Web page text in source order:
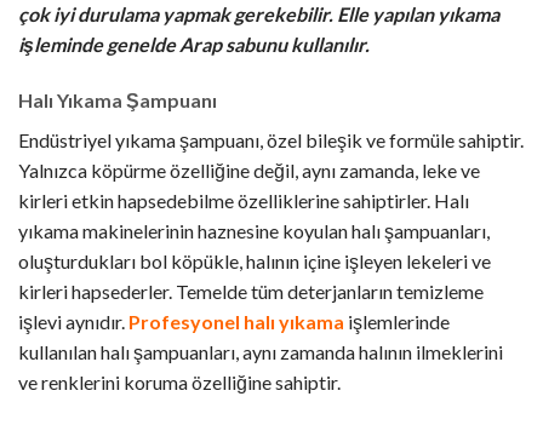
çok iyi durulama yapmak gerekebilir. Elle yapılan yıkama
işleminde genelde Arap sabunu kullanılır.
Halı Yıkama Şampuanı
Endüstriyel yıkama şampuanı, özel bileşik ve formüle sahiptir.
Yalnızca köpürme özelliğine değil, aynı zamanda, leke ve
kirleri etkin hapsedebilme özelliklerine sahiptirler. Halı
yıkama makinelerinin haznesine koyulan halı şampuanları,
oluşturdukları bol köpükle, halının içine işleyen lekeleri ve
kirleri hapsederler. Temelde tüm deterjanların temizleme
işlevi aynıdır. Profesyonel halı yıkama işlemlerinde
kullanılan halı şampuanları, aynı zamanda halının ilmeklerini
ve renklerini koruma özelliğine sahiptir.